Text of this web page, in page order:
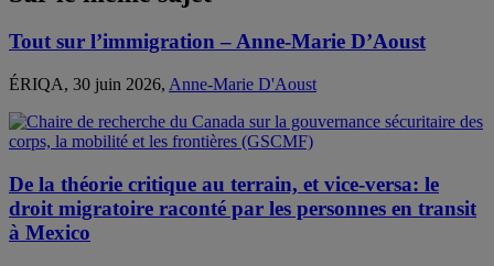
Tout sur l’immigration – Anne-Marie D’Aoust
ÉRIQA, 30 juin 2026, Anne-Marie D'Aoust
De la théorie critique au terrain, et vice-versa: le
droit migratoire raconté par les personnes en transit
à Mexico